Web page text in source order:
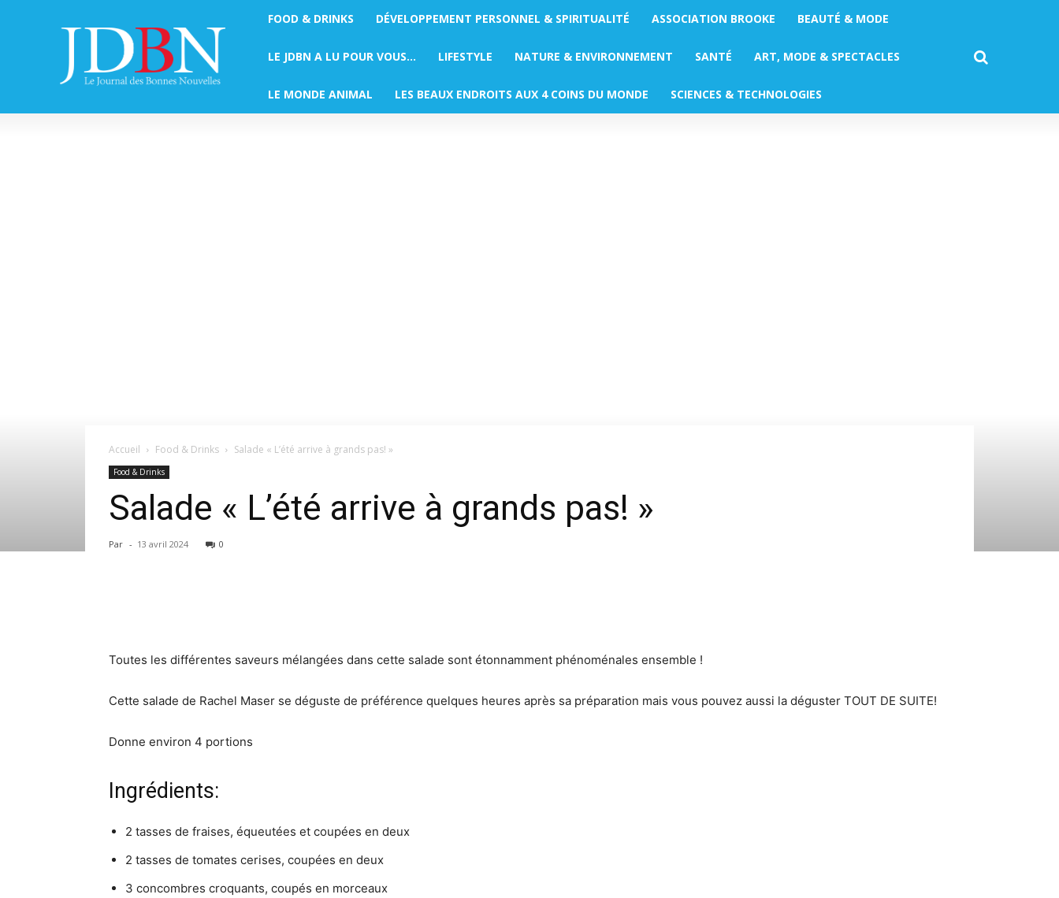
FOOD & DRINKS DÉVELOPPEMENT PERSONNEL & SPIRITUALITÉ ASSOCIATION BROOKE BEAUTÉ & MODE
LE JDBN A LU POUR VOUS… LIFESTYLE NATURE & ENVIRONNEMENT SANTÉ ART, MODE & SPECTACLES
LE MONDE ANIMAL LES BEAUX ENDROITS AUX 4 COINS DU MONDE SCIENCES & TECHNOLOGIES
Accueil Food & Drinks Salade « L’été arrive à grands pas! »
Food & Drinks
Salade « L’été arrive à grands pas! »
Par - 13 avril 2024 0
Toutes les différentes saveurs mélangées dans cette salade sont étonnamment phénoménales ensemble !
Cette salade de Rachel Maser se déguste de préférence quelques heures après sa préparation mais vous pouvez aussi la déguster TOUT DE SUITE!
Donne environ 4 portions
Ingrédients:
2 tasses de fraises, équeutées et coupées en deux
2 tasses de tomates cerises, coupées en deux
3 concombres croquants, coupés en morceaux